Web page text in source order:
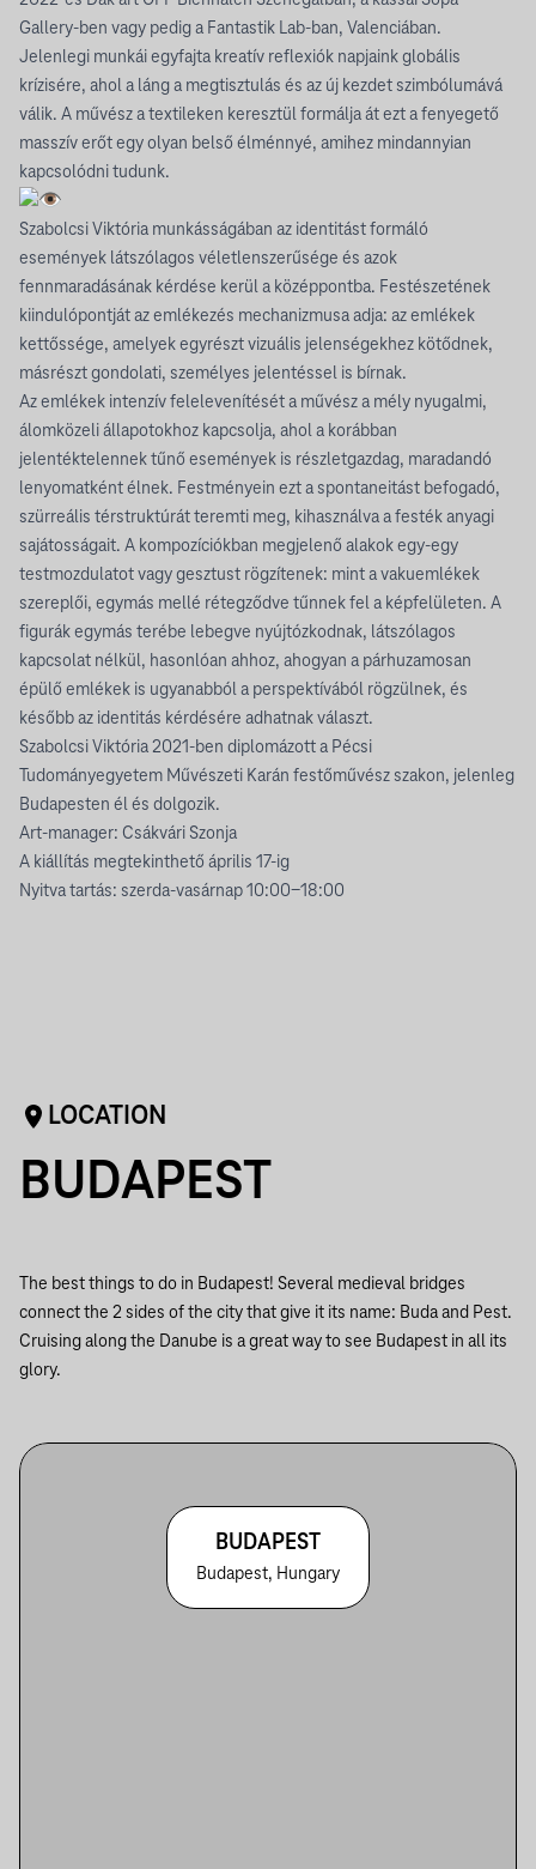
Gallery-ben vagy pedig a Fantastik Lab-ban, Valenciában.
Jelenlegi munkái egyfajta kreatív reflexiók napjaink globális
krízisére, ahol a láng a megtisztulás és az új kezdet szimbólumává
válik. A művész a textileken keresztül formálja át ezt a fenyegető
masszív erőt egy olyan belső élménnyé, amihez mindannyian
kapcsolódni tudunk.
Szabolcsi Viktória munkásságában az identitást formáló
események látszólagos véletlenszerűsége és azok
fennmaradásának kérdése kerül a középpontba. Festészetének
kiindulópontját az emlékezés mechanizmusa adja: az emlékek
kettőssége, amelyek egyrészt vizuális jelenségekhez kötődnek,
másrészt gondolati, személyes jelentéssel is bírnak.
Az emlékek intenzív felelevenítését a művész a mély nyugalmi,
álomközeli állapotokhoz kapcsolja, ahol a korábban
jelentéktelennek tűnő események is részletgazdag, maradandó
lenyomatként élnek. Festményein ezt a spontaneitást befogadó,
szürreális térstruktúrát teremti meg, kihasználva a festék anyagi
sajátosságait. A kompozíciókban megjelenő alakok egy-egy
testmozdulatot vagy gesztust rögzítenek: mint a vakuemlékek
szereplői, egymás mellé rétegződve tűnnek fel a képfelületen. A
figurák egymás terébe lebegve nyújtózkodnak, látszólagos
kapcsolat nélkül, hasonlóan ahhoz, ahogyan a párhuzamosan
épülő emlékek is ugyanabból a perspektívából rögzülnek, és
később az identitás kérdésére adhatnak választ.
Szabolcsi Viktória 2021-ben diplomázott a Pécsi
Tudományegyetem Művészeti Karán festőművész szakon, jelenleg
Budapesten él és dolgozik.
Art-manager: Csákvári Szonja
A kiállítás megtekinthető április 17-ig
Nyitva tartás: szerda-vasárnap 10:00-18:00
LOCATION
BUDAPEST
The best things to do in Budapest! Several medieval bridges
connect the 2 sides of the city that give it its name: Buda and Pest.
Cruising along the Danube is a great way to see Budapest in all its
glory.
BUDAPEST
Budapest, Hungary